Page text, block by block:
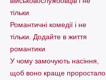
тільки
Романтичні комедії і не
тільки. Додайте в життя
романтики
У чому замочують насіння,
щоб воно краще проростало